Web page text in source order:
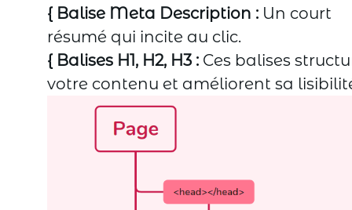
{ Balise Meta Description : Un court
résumé qui incite au clic.
{ Balises H1, H2, H3 : Ces balises
votre contenu et améliorent sa